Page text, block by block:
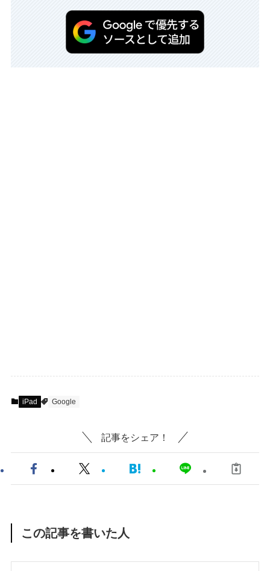
iPad Google
記事をシェア！
この記事を書いた人